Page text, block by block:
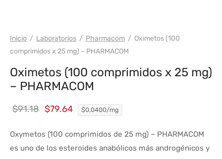
Inicio / Laboratorios / Pharmacom / Oximetos (100
comprimidos x 25 mg) – PHARMACOM
Oximetos (100 comprimidos x 25 mg)
– PHARMACOM
$91.18 El
original
$79.64
actual
$0,0400/mg
Oxymetos (100 comprimidos de 25 mg) – PHARMACOM
es uno de los esteroides anabólicos más androgénicos y